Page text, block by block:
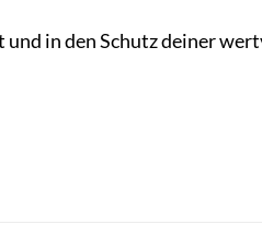
in den Schutz deiner